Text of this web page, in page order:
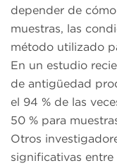
depender de
muestras, las
método utilizado
En un estudio
de antigüedad
el 94 % de las
50 % para
Otros
significativas